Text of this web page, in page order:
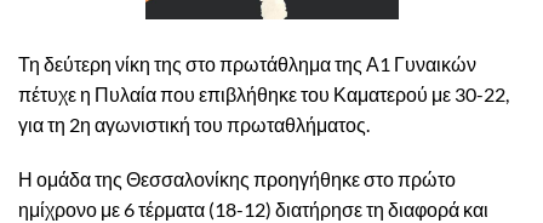
Τη δεύτερη νίκη της στο πρωτάθλημα της Α1 Γυναικών
πέτυχε η Πυλαία που επιβλήθηκε του Καματερού με 30-22,
για τη 2η αγωνιστική του πρωταθλήματος.
Η ομάδα της Θεσσαλονίκης προηγήθηκεστο πρώτο
ημίχρονο με 6 τέρματα (18-12) διατήρησε τη διαφορά και